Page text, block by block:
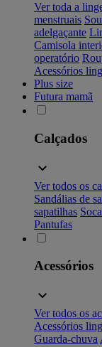
Ver toda a
menstruais
adelgaçante
Camisola
operatório
Acessórios
Plus size
Futura mamã
Calçados
Ver todos os
Sandálias de
sapatilhas
Pantufas
Acessórios
Ver todos os
Acessórios
Guarda-chuva